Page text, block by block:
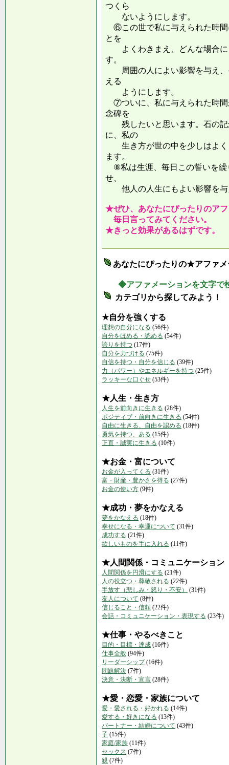
つくら
ないようにします。
⑥この世で私に与えられた時間
とを
よくわきまえ、どんな場合に
す。
周囲の人によい影響を与え、
える
ようにします。
⑦ついに、私に与えられた時間
念碑を
残したいと思います。石の記
に、私の
生き方が世の中を少しはよく
ます。
⑧私は生涯、毎日この誓いを繰
せ、
他人の人生にもよい影響
★ぜひ、あなたにぴったりのア
毎日言ってみてください。
★きっと効果があるはずです。
あなたにぴったりの★アファ
◆アファメーションを文字で
カテゴリから探してみよう！
★自分を強くする
理想の自分になる (56件)
自分をほめる・認める (54件)
誇りを持つ (17件)
自分を力づける (75件)
自信を持つ・自分を信じる (39件)
力（パワー）やエネルギーを持つ (25件)
ラッキーな口ぐせ (53件)
★人生・生き方
人生を前向きに生きる (28件)
ポジティブ・前向きに生きる (54件)
自由に生きる、自由を認める (18件)
勇気を持つ、ある (15件)
正直・誠実に生きる (10件)
★お金・富について
お金が入ってくる (31件)
富・財産・豊かさを得る (27件)
お金の使い方 (9件)
★成功・夢をかなえる
夢をかなえる (18件)
幸せになる・幸運について (31件)
成功する (21件)
欲しいものを手に入れる (11件)
★人間関係・コミュニケーション
人間関係を円滑にする (21件)
人の役立つ・尊敬される (22件)
手放す（悲しみ・怒り・不安）
(31件)
友人について (8件)
信じること・信頼 (22件)
会話・コミュニケーション・表現する (23件)
★仕事・やるべきこと
目的・目標・達成 (16件)
仕事全般 (94件)
リーダーシップ(16件)
問題解決 (7件)
決意・決断・宣言 (28件)
★愛・恋愛・家族について
愛・愛される・好かれる (14件)
愛する・好きになる (13件)
パートナー・結婚について (43件)
子 (15件)
家庭/家族 (11件)
セックス (7件)
親 (7件)